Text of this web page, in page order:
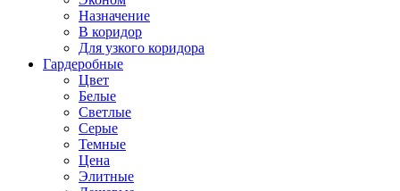
Назначение
В коридор
Для узкого коридора
Гардеробные
Цвет
Белые
Светлые
Серые
Темные
Цена
Элитные